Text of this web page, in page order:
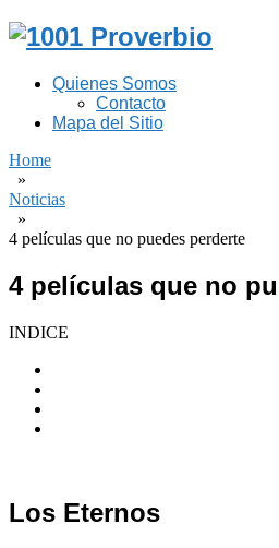
Quienes Somos
Contacto
Mapa del Sitio
Home
»
Noticias
»
4 películas que no puedes perderte
4 películas que no
INDICE
Los Eternos